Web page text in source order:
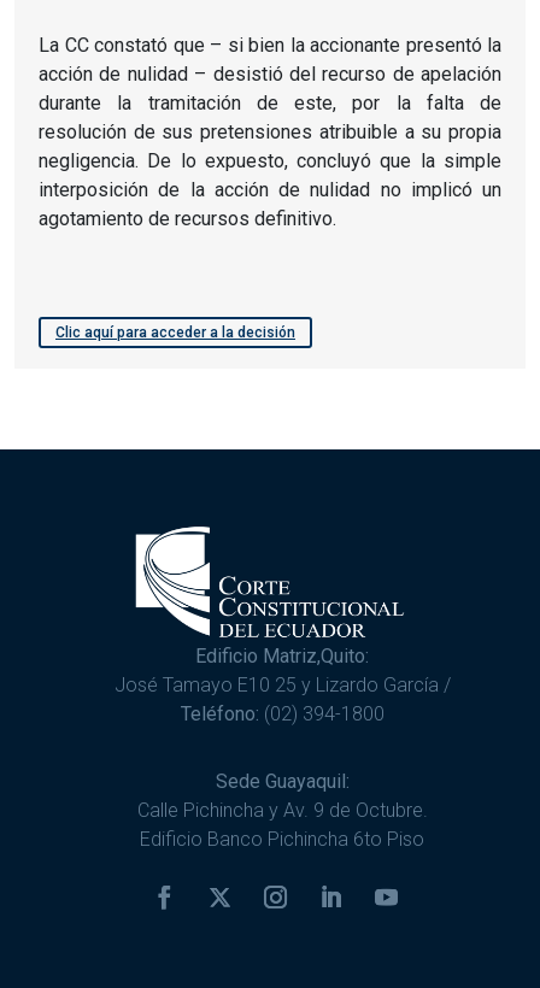
La CC constató que – si bien la accionante presentó la
acción de nulidad – desistió del recurso de apelación
durante la tramitación de este, por la falta de
resolución de sus pretensiones atribuible a su propia
negligencia. De lo expuesto, concluyó que la simple
interposición de la acción de nulidad no implicó un
agotamiento de recursos definitivo.
Clic aquí para acceder a la decisión
Edificio Matriz,Quito:
José Tamayo E10 25 y Lizardo García /
Teléfono: (02) 394-1800
Sede Guayaquil:
Calle Pichincha y Av. 9 de Octubre.
Edificio Banco Pichincha 6to Piso